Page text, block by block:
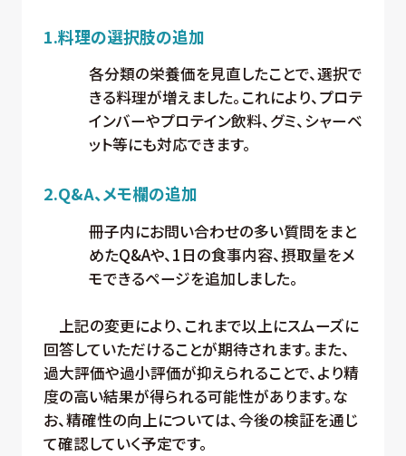
1.料理の選択肢の追加
各分類の栄養価を見直したことで、選択で
きる料理が増えました。これにより、プロテ
インバーやプロテイン飲料、グミ、シャーベ
ット等にも対応できます。
2.Q&A、メモ欄の追加
冊子内にお問い合わせの多い質問をまと
めたQ&Aや、1日の食事内容、摂取量をメ
モできるページを追加しました。
上記の変更により、これまで以上にスムーズに
回答していただけることが期待されます。また、
過大評価や過小評価が抑えられることで、より精
度の高い結果が得られる可能性があります。な
お、精確性の向上については、今後の検証を通じ
て確認していく予定です。